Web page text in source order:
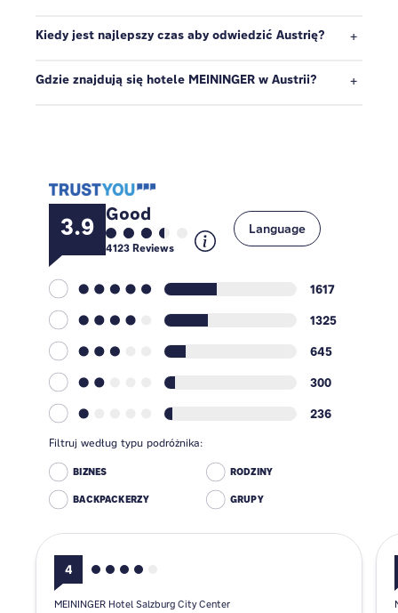
Kiedy jest najlepszy czas aby odwiedzić Austrię?
Gdzie znajdują się hotele MEININGER w Austrii?
3.9 Good
4123Reviews
1617
1325
645
300
236
Language
Filtruj według typu podróżnika:
BIZNES RODZINY
BACKPACKERZY GRUPY
4
MEININGER Hotel Salzburg City Center